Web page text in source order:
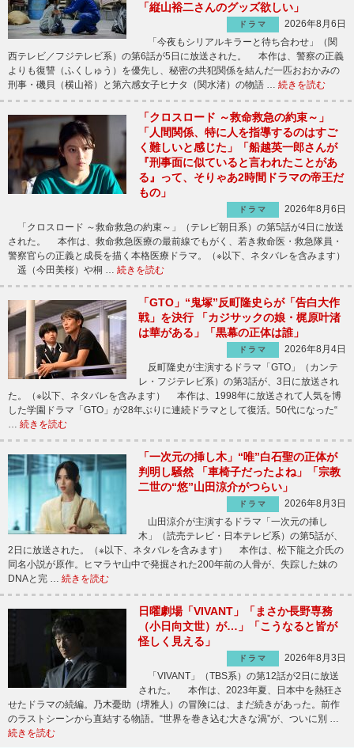
「縦山裕二さんのグッズ欲しい」
ドラマ
2026年8月6日
「今夜もシリアルキラーと待ち合わせ」（関
西テレビ／フジテレビ系）の第6話が5日に放送された。 本作は、警察の正義
よりも復讐（ふくしゅう）を優先し、秘密の共犯関係を結んだ一匹おおかみの
刑事・磯貝（横山裕）と第六感女子ヒナタ（関水渚）の物語 … 続きを読む
「クロスロード ～救命救急の約束～」
「人間関係、特に人を指導するのはすご
く難しいと感じた」「船越英一郎さんが
『刑事面に似ていると言われたことがあ
る』って、そりゃあ2時間ドラマの帝王だ
もの」
ドラマ
2026年8月6日
「クロスロード ～救命救急の約束～」（テレビ朝日系）の第5話が4日に放送
された。 本作は、救命救急医療の最前線でもがく、若き救命医・救急隊員・
警察官らの正義と成長を描く本格医療ドラマ。（※以下、ネタバレを含みます）
遥（今田美桜）や桐 … 続きを読む
「GTO」“鬼塚”反町隆史らが「告白大作
戦」を決行 「カジサックの娘・梶原叶渚
は華がある」「黒幕の正体は誰」
ドラマ
2026年8月4日
反町隆史が主演するドラマ「GTO」（カンテ
レ・フジテレビ系）の第3話が、3日に放送され
た。（※以下、ネタバレを含みます） 本作は、1998年に放送されて人気を博
した学園ドラマ「GTO」が28年ぶりに連続ドラマとして復活。50代になった“
続きを読む
「一次元の挿し木」“唯”白石聖の正体が
判明し騒然 「車椅子だったよね」「宗教
二世の“悠”山田涼介がつらい」
ドラマ
2026年8月3日
山田涼介が主演するドラマ「一次元の挿し
木」（読売テレビ・日本テレビ系）の第5話が、
2日に放送された。（※以下、ネタバレを含みます） 本作は、松下龍之介氏の
同名小説が原作。ヒマラヤ山中で発掘された200年前の人骨が、失踪した妹の
DNAと完 … 続きを読む
日曜劇場「VIVANT」「まさか長野専務
（小日向文世）が…」「こうなると皆が
怪しく見える」
ドラマ
2026年8月3日
「VIVANT」（TBS系）の第12話が2日に放送
された。 本作は、2023年夏、日本中を熱狂さ
せたドラマの続編。乃木憂助（堺雅人）の冒険には、まだ続きがあった。前作
のラストシーンから直結する物語。“世界を巻き込む大きな渦”が、ついに別 …
続きを読む